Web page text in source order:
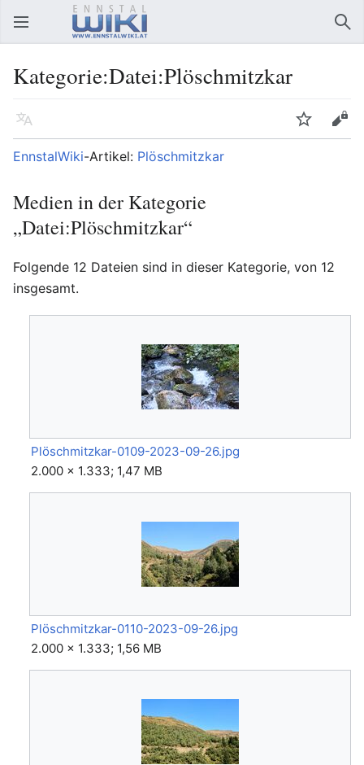
Hauptmenü öffnen
Kategorie:Datei:Plöschmitzkar
Sprache Beobachten
Bearbeiten
EnnstalWiki-Artikel: Plöschmitzkar
Medien in der Kategorie
„Datei:Plöschmitzkar“
Folgende 12 Dateien sind in dieser Kategorie, von 12
insgesamt.
Plöschmitzkar-0109-2023-09-26.jpg
2.000 × 1.333; 1,47 MB
Plöschmitzkar-0110-2023-09-26.jpg
2.000 × 1.333; 1,56 MB